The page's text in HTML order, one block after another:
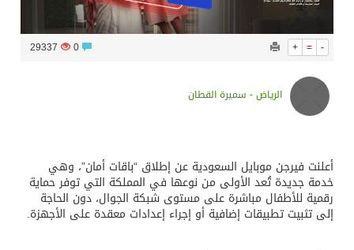
+ = -
29337
الرياض - سميرة القطان
أعلنت فيرجن موبايل السعودية عن إطلاق “باقات أمان”، وهي
خدمة جديدة تُعد الأولى من نوعها في المملكة التي توفر حماية
رقمية للأطفال مباشرة على مستوى شبكة الجوال، دون الحاجة
إلى تثبيت تطبيقات إضافية أو إجراء إعدادات معقدة على الأجهزة.